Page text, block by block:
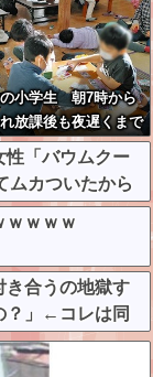
の小学生 朝7時から
放課後も夜遅くまで
る生活をしていたw
性「バウムクー
ムカついたから
ｗｗｗｗ
き合うの地獄す
？」←コレは同